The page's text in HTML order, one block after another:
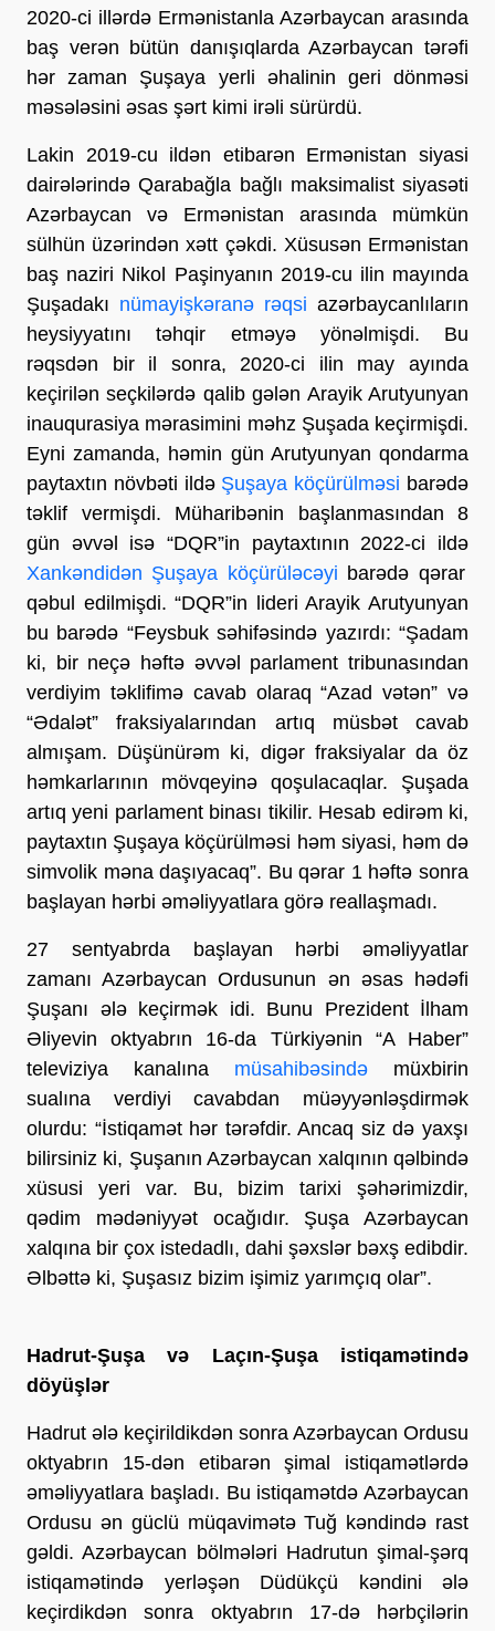
2020-ci illərdə Ermənistanla Azərbaycan arasında
baş verən bütün danışıqlarda Azərbaycan tərəfi
hər zaman Şuşaya yerli əhalinin geri dönməsi
məsələsini əsas şərt kimi irəli sürürdü.
Lakin 2019-cu ildən etibarən Ermənistan siyasi
dairələrində Qarabağla bağlı maksimalist siyasəti
Azərbaycan və Ermənistan arasında mümkün
sülhün üzərindən xətt çəkdi. Xüsusən Ermənistan
baş naziri Nikol Paşinyanın 2019-cu ilin mayında
Şuşadakı nümayişkəranə rəqsi azərbaycanlıların
heysiyyatını təhqir etməyə yönəlmişdi. Bu
rəqsdən bir il sonra, 2020-ci ilin may ayında
keçirilən seçkilərdə qalib gələn Arayik Arutyunyan
inauqurasiya mərasimini məhz Şuşada keçirmişdi.
Eyni zamanda, həmin gün Arutyunyan qondarma
paytaxtın növbəti ildəŞuşaya köçürülməsi barədə
təklif vermişdi. Müharibənin başlanmasından 8
gün əvvəl isə “DQR”in paytaxtının 2022-ci ildə
Xankəndidən Şuşaya köçürüləcəyi barədə qərar
qəbul edilmişdi. “DQR”in lideri Arayik Arutyunyan
bu barədə “Feysbuk səhifəsində yazırdı: “Şadam
ki, bir neçə həftə əvvəl parlament tribunasından
verdiyim təklifimə cavab olaraq “Azad vətən” və
“Ədalət” fraksiyalarından artıq müsbət cavab
almışam. Düşünürəm ki, digər fraksiyalar da öz
həmkarlarının mövqeyinə qoşulacaqlar. Şuşada
artıq yeni parlament binası tikilir. Hesab edirəm ki,
paytaxtın Şuşaya köçürülməsi həm siyasi, həm də
simvolik məna daşıyacaq”. Bu qərar 1 həftə sonra
başlayan hərbi əməliyyatlara görə reallaşmadı.
27 sentyabrda başlayan hərbi əməliyyatlar
zamanı Azərbaycan Ordusunun ən əsas hədəfi
Şuşanı ələ keçirmək idi. Bunu Prezident İlham
Əliyevin oktyabrın 16-da Türkiyənin “A Haber”
televiziya kanalına müsahibəsində müxbirin
sualına verdiyi cavabdan müəyyənləşdirmək
olurdu: “İstiqamət hər tərəfdir. Ancaq siz də yaxşı
bilirsiniz ki, Şuşanın Azərbaycan xalqının qəlbində
xüsusi yeri var. Bu, bizim tarixi şəhərimizdir,
qədim mədəniyyət ocağıdır. Şuşa Azərbaycan
xalqına bir çox istedadlı, dahi şəxslər bəxş edibdir.
Əlbəttə ki, Şuşasız bizim işimiz yarımçıq olar”.
Hadrut-Şuşa və Laçın-Şuşa istiqamətində
döyüşlər
Hadrut ələ keçirildikdən sonra Azərbaycan Ordusu
oktyabrın 15-dən etibarən şimal istiqamətlərdə
əməliyyatlara başladı. Bu istiqamətdə Azərbaycan
Ordusu ən güclü müqavimətə Tuğ kəndində rast
gəldi. Azərbaycan bölmələri Hadrutun şimal-şərq
istiqamətində yerləşən Düdükçü kəndini ələ
keçirdikdən sonra oktyabrın 17-də hərbçilərin